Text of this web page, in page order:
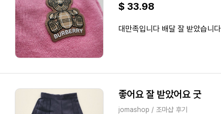
$ 33.98
대만족입니다 배달 잘 받았습니
좋어요 잘 받았어요 굿
jomashop / 조마샵 후기